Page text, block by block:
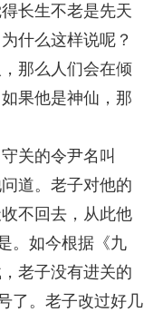
长生不老是先天
什么这样说呢？
那么人们会在倾
果他是神仙，那
关的令尹名叫
道。老子对他的
不回去，从此他
。如今根据《九
老子没有进关的
了。老子改过好几